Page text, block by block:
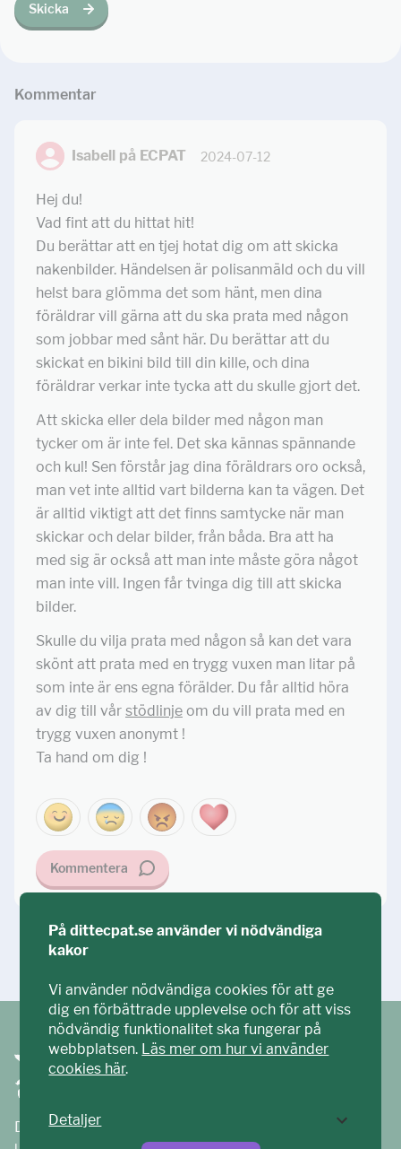
Skicka
Kommentar
Isabell på ECPAT 2024-07-12
Hej du!
Vad fint att du hittat hit!
Du berättar att en tjej hotat dig om att skicka
nakenbilder. Händelsen är polisanmäld och du vill
helst bara glömma det som hänt, men dina
föräldrar vill gärna att du ska prata med någon
som jobbar med sånt här. Du berättar att du
skickat en bikini bild till din kille, och dina
föräldrar verkar inte tycka att du skulle gjort det.
Att skicka eller dela bilder med någon man
tycker om är inte fel. Det ska kännas spännande
och kul! Sen förstår jag dina föräldrars oro också,
man vet inte alltid vart bilderna kan ta vägen. Det
är alltid viktigt att det finns samtycke när man
skickar och delar bilder, från båda. Bra att ha
med sig är också att man inte måste göra något
man inte vill. Ingen får tvinga dig till att skicka
bilder.
Skulle du vilja prata med någon så kan det vara
skönt att prata med en trygg vuxen man litar på
som inte är ens egna förälder. Du får alltid höra
av dig till vår stödlinje om du vill prata med en
trygg vuxen anonymt !
Ta hand om dig !
Kommentera
Ditt ECPAT har tagits fram tillsammans med barn och
På dittecpat.se använder vi nödvändiga
kakor
Vi använder nödvändiga cookies för att ge
dig en förbättrade upplevelse och för att viss
nödvändig funktionalitet ska fungerar på
webbplatsen. Läs mer om hur vi använder
cookies här.
Detaljer